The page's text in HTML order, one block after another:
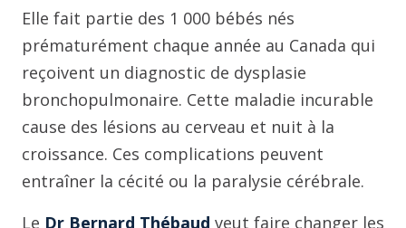
Elle fait partie des 1 000 bébés nés
prématurément chaque année au Canada qui
reçoivent un diagnostic de dysplasie
bronchopulmonaire. Cette maladie incurable
cause des lésions au cerveau et nuit à la
croissance. Ces complications peuvent
entraîner la cécité ou la paralysie cérébrale.
Le Dr Bernard Thébaud veut faire changer les